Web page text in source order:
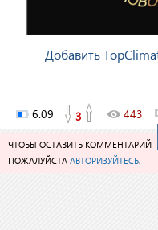
Добавить
6.09 3 443
ЧТОБЫ ОСТАВИТЬ КОММЕНТАРИЙ
ПОЖАЛУЙСТА АВТОРИЗУЙТЕСЬ.